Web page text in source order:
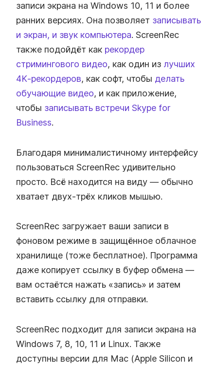
записи экрана на Windows 10, 11 и более
ранних версиях. Она позволяет записывать
и экран, и звук компьютера. ScreenRec
также подойдёт как рекордер
стримингового видео, как один из лучших
4K‑рекордеров, как софт, чтобы делать
обучающие видео, и как приложение,
чтобы записывать встречи Skype for
Business.
Благодаря минималистичному интерфейсу
пользоваться ScreenRec удивительно
просто. Всё находится на виду — обычно
хватает двух‑трёх кликов мышью.
ScreenRec загружает ваши записи в
фоновом режиме в защищённое облачное
хранилище (тоже бесплатное). Программа
даже копирует ссылку в буфер обмена —
вам остаётся нажать «запись» и затем
вставить ссылку для отправки.
ScreenRec подходит для записи экрана на
Windows 7, 8, 10, 11 и Linux. Также
доступны версии для Mac (Apple Silicon и